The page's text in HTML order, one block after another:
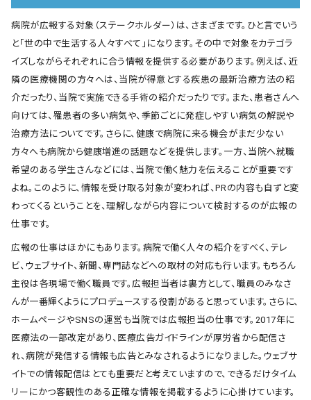
病院が広報する対象（ステークホルダー）は、さまざまです。ひと言でいう
と「世の中で生活する人々すべて」になります。その中で対象をカテゴラ
イズしながらそれぞれに合う情報を提供する必要があります。例えば、近
隣の医療機関の方々へは、当院が得意とする疾患の最新治療方法の紹
介だったり、当院で実施できる手術の紹介だったりです。また、患者さんへ
向けては、罹患者の多い病気や、季節ごとに発症しやすい病気の解説や
治療方法についてです。さらに、健康で病院に来る機会がまだ少ない
方々へも病院から健康増進の話題などを提供します。一方、当院へ就職
希望のある学生さんなどには、当院で働く魅力を伝えることが重要です
よね。このように、情報を受け取る対象が変われば、PRの内容も自ずと変
わってくるということを、理解しながら内容について検討するのが広報の
仕事です。
広報の仕事はほかにもあります。病院で働く人々の紹介をすべく、テレ
ビ、ウェブサイト、新聞、専門誌などへの取材の対応も行います。もちろん
主役は各現場で働く職員です。広報担当者は裏方として、職員のみなさ
んが一番輝くようにプロデュースする役割があると思っています。さらに、
ホームページやSNSの運営も当院では広報担当の仕事です。2017年に
医療法の一部改定があり、医療広告ガイドラインが厚労省から配信さ
れ、病院が発信する情報も広告とみなされるようになりました。ウェブサ
イトでの情報配信はとても重要だと考えていますので、できるだけタイム
リーにかつ客観性のある正確な情報を掲載するように心掛けています。